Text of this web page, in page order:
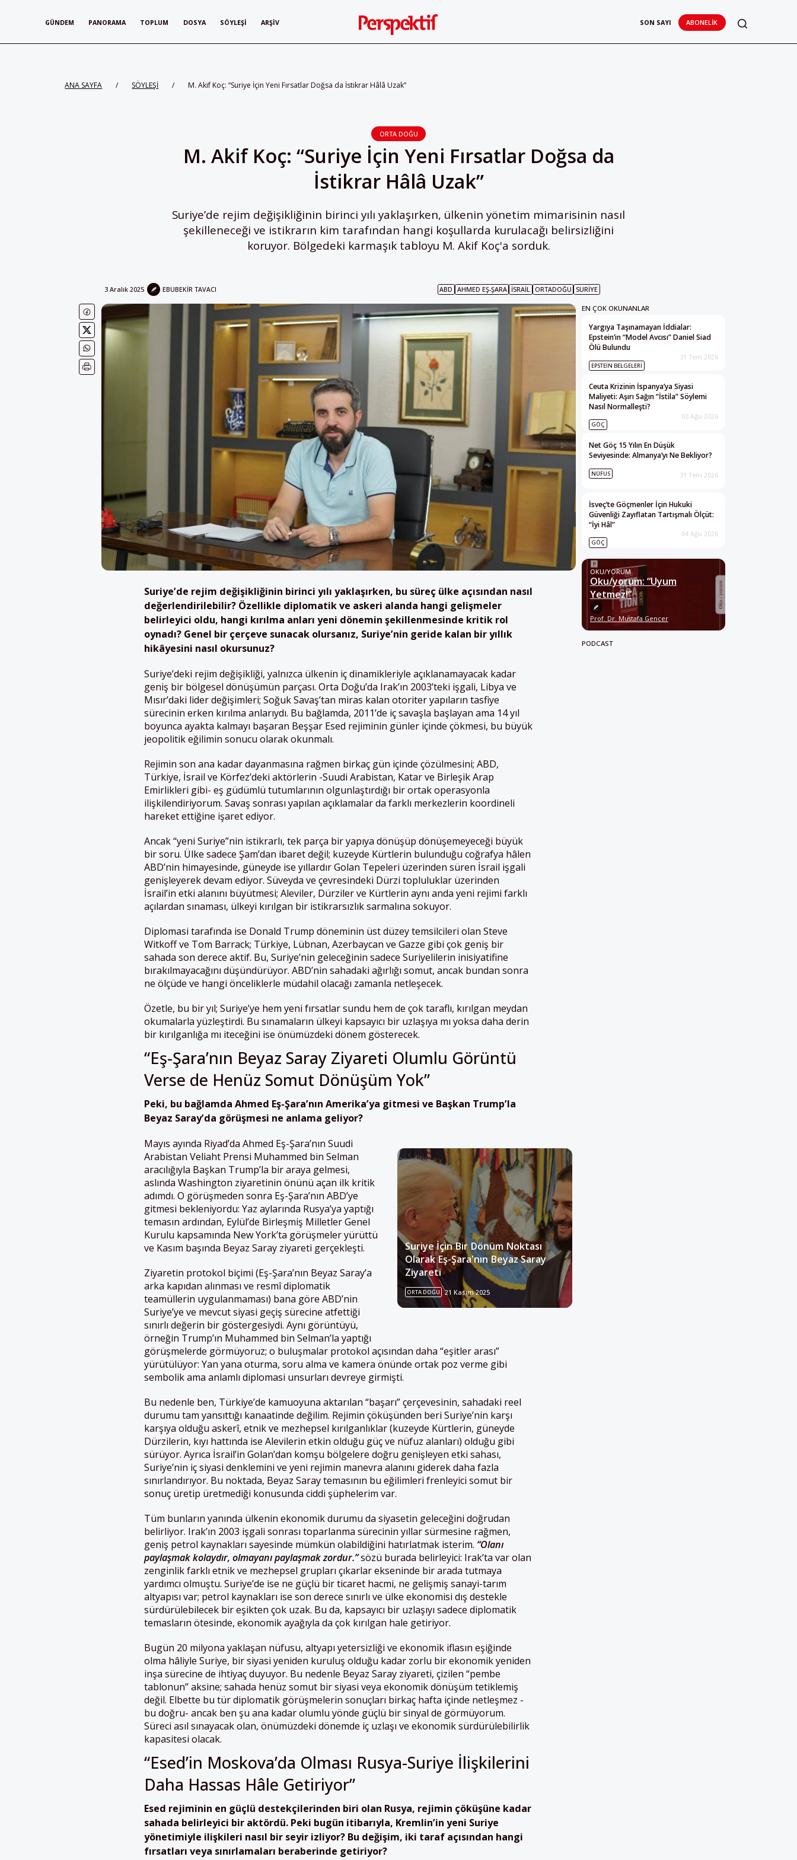
GÜNDEM PANORAMA TOPLUM DOSYA SÖYLEŞI ARŞIV SON SAYI ABONELIK
ANA SAYFA / SÖYLEŞİ / M. Akif Koç: “Suriye İçin Yeni Fırsatlar Doğsa da İstikrar Hâlâ Uzak”
ORTA DOĞU
M. Akif Koç: “Suriye İçin Yeni Fırsatlar Doğsa da
İstikrar Hâlâ Uzak”
Suriye’de rejim değişikliğinin birinci yılı yaklaşırken, ülkenin yönetim mimarisinin nasıl
şekilleneceği ve istikrarın kim tarafından hangi koşullarda kurulacağı belirsizliğini
koruyor. Bölgedeki karmaşık tabloyu M. Akif Koç'a sorduk.
3 Aralık 2025 EBUBEKIR TAVACI ABD AHMED EŞ-ŞARA İSRAIL ORTADOĞU SURIYE
Suriye’de rejim değişikliğinin birinci yılı yaklaşırken, bu süreç ülke açısından nasıl
değerlendirilebilir? Özellikle diplomatik ve askeri alanda hangi gelişmeler
belirleyici oldu, hangi kırılma anları yeni dönemin şekillenmesinde kritik rol
oynadı? Genel bir çerçeve sunacak olursanız, Suriye’nin geride kalan bir yıllık
hikâyesini nasıl okursunuz?
Suriye’deki rejim değişikliği, yalnızca ülkenin iç dinamikleriyle açıklanamayacak kadar
geniş bir bölgesel dönüşümün parçası. Orta Doğu’da Irak’ın 2003’teki işgali, Libya ve
Mısır’daki lider değişimleri; Soğuk Savaş’tan miras kalan otoriter yapıların tasfiye
sürecinin erken kırılma anlarıydı. Bu bağlamda, 2011’de iç savaşla başlayan ama 14 yıl
boyunca ayakta kalmayı başaran Beşşar Esed rejiminin günler içinde çökmesi, bu büyük
jeopolitik eğilimin sonucu olarak okunmalı.
Rejimin son ana kadar dayanmasına rağmen birkaç gün içinde çözülmesini; ABD,
Türkiye, İsrail ve Körfez’deki aktörlerin -Suudi Arabistan, Katar ve Birleşik Arap
Emirlikleri gibi- eş güdümlü tutumlarının olgunlaştırdığı bir ortak operasyonla
ilişkilendiriyorum. Savaş sonrası yapılan açıklamalar da farklı merkezlerin koordineli
hareket ettiğine işaret ediyor.
Ancak “yeni Suriye”nin istikrarlı, tek parça bir yapıya dönüşüp dönüşemeyeceği büyük
bir soru. Ülke sadece Şam’dan ibaret değil; kuzeyde Kürtlerin bulunduğu coğrafya hâlen
ABD’nin himayesinde, güneyde ise yıllardır Golan Tepeleri üzerinden süren İsrail işgali
genişleyerek devam ediyor. Süveyda ve çevresindeki Dürzi topluluklar üzerinden
İsrail’in etki alanını büyütmesi; Aleviler, Dürziler ve Kürtlerin aynı anda yeni rejimi farklı
açılardan sınaması, ülkeyi kırılgan bir istikrarsızlık sarmalına sokuyor.
Diplomasi tarafında ise Donald Trump döneminin üst düzey temsilcileri olan Steve
Witkoff ve Tom Barrack; Türkiye, Lübnan, Azerbaycan ve Gazze gibi çok geniş bir
sahada son derece aktif. Bu, Suriye’nin geleceğinin sadece Suriyelilerin inisiyatifine
bırakılmayacağını düşündürüyor. ABD’nin sahadaki ağırlığı somut, ancak bundan sonra
ne ölçüde ve hangi önceliklerle müdahil olacağı zamanla netleşecek.
Özetle, bu bir yıl; Suriye’ye hem yeni fırsatlar sundu hem de çok taraflı, kırılgan meydan
okumalarla yüzleştirdi. Bu sınamaların ülkeyi kapsayıcı bir uzlaşıya mı yoksa daha derin
bir kırılganlığa mı iteceğini ise önümüzdeki dönem gösterecek.
“Eş-Şara’nın Beyaz Saray Ziyareti Olumlu Görüntü
Verse de Henüz Somut Dönüşüm Yok”
Peki, bu bağlamda Ahmed Eş-Şara’nın Amerika’ya gitmesi ve Başkan Trump’la
Beyaz Saray’da görüşmesi ne anlama geliyor?
Suriye İçin Bir Dönüm Noktası
Olarak Eş-Şara'nın Beyaz Saray
Ziyareti
ORTA DOĞU 21 Kasım 2025
Mayıs ayında Riyad’da Ahmed Eş-Şara’nın Suudi
Arabistan Veliaht Prensi Muhammed bin Selman
aracılığıyla Başkan Trump’la bir araya gelmesi,
aslında Washington ziyaretinin önünü açan ilk kritik
adımdı. O görüşmeden sonra Eş-Şara’nın ABD’ye
gitmesi bekleniyordu: Yaz aylarında Rusya’ya yaptığı
temasın ardından, Eylül’de Birleşmiş Milletler Genel
Kurulu kapsamında New York’ta görüşmeler yürüttü
ve Kasım başında Beyaz Saray ziyareti gerçekleşti.
Ziyaretin protokol biçimi (Eş-Şara’nın Beyaz Saray’a
arka kapıdan alınması ve resmî diplomatik
teamüllerin uygulanmaması) bana göre ABD’nin
Suriye’ye ve mevcut siyasi geçiş sürecine atfettiği
sınırlı değerin bir göstergesiydi. Aynı görüntüyü,
örneğin Trump’ın Muhammed bin Selman’la yaptığı
görüşmelerde görmüyoruz; o buluşmalar protokol açısından daha “eşitler arası”
yürütülüyor: Yan yana oturma, soru alma ve kamera önünde ortak poz verme gibi
sembolik ama anlamlı diplomasi unsurları devreye girmişti.
Bu nedenle ben, Türkiye’de kamuoyuna aktarılan “başarı” çerçevesinin, sahadaki reel
durumu tam yansıttığı kanaatinde değilim. Rejimin çöküşünden beri Suriye’nin karşı
karşıya olduğu askerî, etnik ve mezhepsel kırılganlıklar (kuzeyde Kürtlerin, güneyde
Dürzilerin, kıyı hattında ise Alevilerin etkin olduğu güç ve nüfuz alanları) olduğu gibi
sürüyor. Ayrıca İsrail’in Golan’dan komşu bölgelere doğru genişleyen etki sahası,
Suriye’nin iç siyasi denklemini ve yeni rejimin manevra alanını giderek daha fazla
sınırlandırıyor. Bu noktada, Beyaz Saray temasının bu eğilimleri frenleyici somut bir
sonuç üretip üretmediği konusunda ciddi şüphelerim var.
Tüm bunların yanında ülkenin ekonomik durumu da siyasetin geleceğini doğrudan
belirliyor. Irak’ın 2003 işgali sonrası toparlanma sürecinin yıllar sürmesine rağmen,
geniş petrol kaynakları sayesinde mümkün olabildiğini hatırlatmak isterim. “Olanı
paylaşmak kolaydır, olmayanı paylaşmak zordur.”sözü burada belirleyici: Irak’ta var olan
zenginlik farklı etnik ve mezhepsel grupları çıkarlar ekseninde bir arada tutmaya
yardımcı olmuştu. Suriye’de ise ne güçlü bir ticaret hacmi, ne gelişmiş sanayi-tarım
altyapısı var; petrol kaynakları ise son derece sınırlı ve ülke ekonomisi dış destekle
sürdürülebilecek bir eşikten çok uzak. Bu da, kapsayıcı bir uzlaşıyı sadece diplomatik
temasların ötesinde, ekonomik ayağıyla da çok kırılgan hale getiriyor.
Bugün 20 milyona yaklaşan nüfusu, altyapı yetersizliği ve ekonomik iflasın eşiğinde
olma hâliyle Suriye, bir siyasi yeniden kuruluş olduğu kadar zorlu bir ekonomik yeniden
inşa sürecine de ihtiyaç duyuyor. Bu nedenle Beyaz Saray ziyareti, çizilen “pembe
tablonun” aksine; sahada henüz somut bir siyasi veya ekonomik dönüşüm tetiklemiş
değil. Elbette bu tür diplomatik görüşmelerin sonuçları birkaç hafta içinde netleşmez -
bu doğru- ancak ben şu ana kadar olumlu yönde güçlü bir sinyal de görmüyorum.
Süreci asıl sınayacak olan, önümüzdeki dönemde iç uzlaşı ve ekonomik sürdürülebilirlik
kapasitesi olacak.
“Esed’in Moskova’da Olması Rusya-Suriye İlişkilerini
Daha Hassas Hâle Getiriyor”
Esed rejiminin en güçlü destekçilerinden biri olan Rusya, rejimin çöküşüne kadar
sahada belirleyici bir aktördü. Peki bugün itibarıyla, Kremlin’in yeni Suriye
yönetimiyle ilişkileri nasıl bir seyir izliyor? Bu değişim, iki taraf açısından hangi
fırsatları veya sınırlamaları beraberinde getiriyor?
EN ÇOK OKUNANLAR
Yargıya Taşınamayan İddialar:
Epstein’in “Model Avcısı” Daniel Siad
Ölü Bulundu
EPSTEIN BELGELERI
31 Tem 2026
Ceuta Krizinin İspanya’ya Siyasi
Maliyeti: Aşırı Sağın “İstila” Söylemi
Nasıl Normalleşti?
GÖÇ
03 Ağu 2026
Net Göç 15 Yılın En Düşük
Seviyesinde: Almanya’yı Ne Bekliyor?
NÜFUS 31 Tem 2026
İsveç’te Göçmenler İçin Hukuki
Güvenliği Zayıflatan Tartışmalı Ölçüt:
“İyi Hâl”
GÖÇ
04 Ağu 2026
OKU/YORUM
Oku/yorum: “Uyum
Yetmez!”
Prof. Dr. Mustafa Gencer
PODCAST